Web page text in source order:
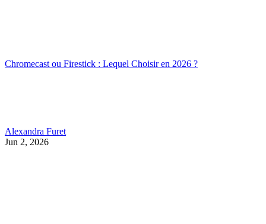
Chromecast ou Firestick : Lequel Choisir en 2026 ?
Alexandra Furet
Jun 2, 2026